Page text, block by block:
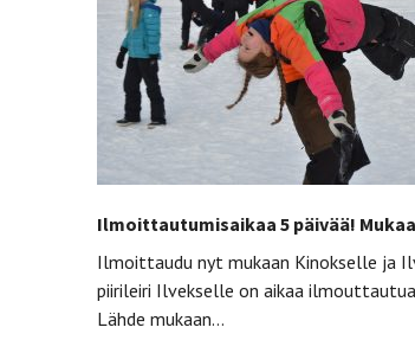
Ilmoittautumisaikaa 5 päivää!
Ilmoittaudu nyt mukaan Kinokselle ja
piirileiri Ilvekselle on aikaa
Lähde mukaan…